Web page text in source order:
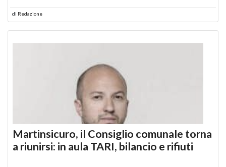
di Redazione
Martinsicuro, il Consiglio comunale torna
a riunirsi: in aula TARI, bilancio e rifiuti